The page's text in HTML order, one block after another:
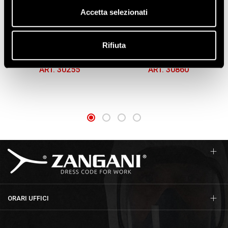
Accetta selezionati
Rifiuta
RINFORZATI MANICHETTA 7
CM
ART. 30255
SPALMATI IN POLIURETANO
ART. 30860
ORARI UFFICI